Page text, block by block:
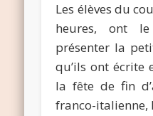
Les élèves du
heures, ont
présenter la
qu’ils ont écrite
la fête de fin
franco-italienne,